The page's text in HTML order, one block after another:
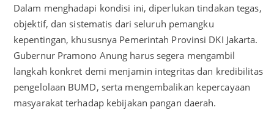
Dalam menghadapi kondisi ini, diperlukan tindakan tegas,
objektif, dan sistematis dari seluruh pemangku
kepentingan, khususnya Pemerintah Provinsi DKI Jakarta.
Gubernur Pramono Anung harus segera mengambil
langkah konkret demi menjamin integritas dan kredibilitas
pengelolaan BUMD, serta mengembalikan kepercayaan
masyarakat terhadap kebijakan pangan daerah.